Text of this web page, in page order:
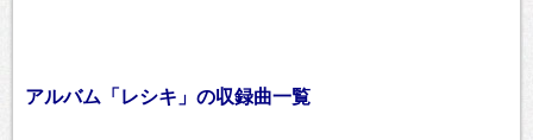
アルバム「レシキ」の収録曲一覧